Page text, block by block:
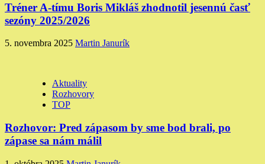
Tréner A-tímu Boris Mikláš zhodnotil jesennú časť
sezóny 2025/2026
5. novembra 2025 Martin Janurík
Aktuality
Rozhovory
TOP
Rozhovor: Pred zápasom by sme bod brali, po
zápase sa nám málil